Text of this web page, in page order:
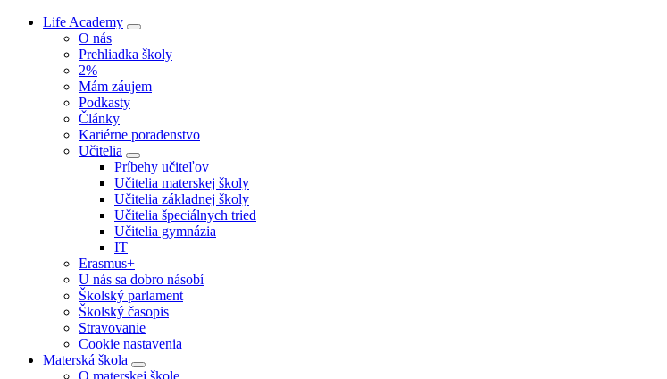
Life Academy
O nás
Prehliadka školy
2%
Mám záujem
Podkasty
Články
Kariérne poradenstvo
Učitelia
Príbehy učiteľov
Učitelia materskej školy
Učitelia základnej školy
Učitelia špeciálnych tried
Učitelia gymnázia
IT
Erasmus+
U nás sa dobro násobí
Školský parlament
Školský časopis
Stravovanie
Cookie nastavenia
Materská škola
O materskej škole